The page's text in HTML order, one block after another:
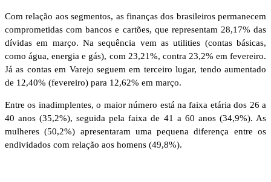
Com relação aos segmentos, as finanças dos brasileiros permanecem
comprometidas com bancos e cartões, que representam 28,17% das
dívidas em março. Na sequência vem as utilities (contas básicas,
como água, energia e gás), com 23,21%, contra 23,2% em fevereiro.
Já as contas em Varejo seguem em terceiro lugar, tendo aumentado
de 12,40% (fevereiro) para 12,62% em março.
Entre os inadimplentes, o maior número está na faixa etária dos 26 a
40 anos (35,2%), seguida pela faixa de 41 a 60 anos (34,9%). As
mulheres (50,2%) apresentaram uma pequena diferença entre os
endividados com relação aos homens (49,8%).